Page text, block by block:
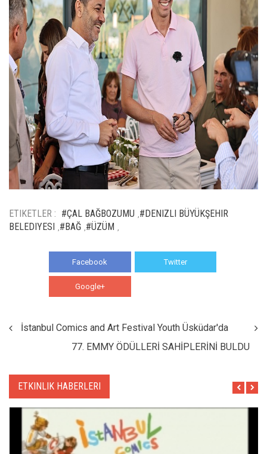
ETIKETLER : #ÇAL BAĞBOZUMU #DENIZLI BÜYÜKŞEHIR
BELEDIYESI #BAĞ #ÜZÜM
Facebook Twitter
Google+
İstanbul Comics and Art Festival Youth Üsküdar'da
77. EMMY ÖDÜLLERİ SAHİPLERİNİ BULDU
ETKINLIK HABERLERI